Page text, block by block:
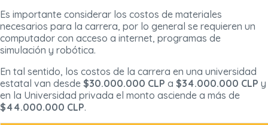
Es importante considerar los costos de materiales
necesarios para la carrera, por lo general se requieren un
computador con acceso a internet, programas de
simulación y robótica.
En tal sentido, los costos de la carrera en una universidad
estatal van desde $30.000.000 CLP a $34.000.000 CLP y
en la Universidad privada el monto asciende a más de
$44.000.000 CLP.